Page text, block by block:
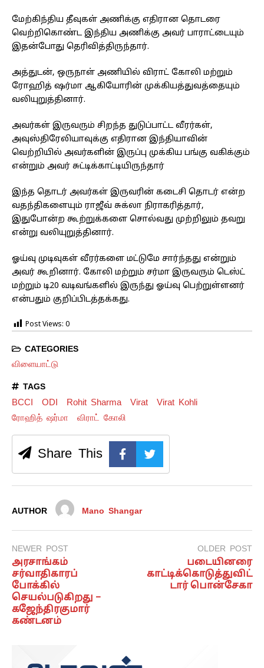
மேற்கிந்திய தீவுகள் அணிக்கு எதிரான தொடரை
வெற்றிகொண்ட இந்திய அணிக்கு அவர் பாராட்டையும்
இதன்போது தெரிவித்திருந்தார்.
அத்துடன், ஒருநாள் அணியில் விராட் கோலி மற்றும்
ரோஹித் ஷர்மா ஆகியோரின் முக்கியத்துவத்தையும்
வலியுறுத்தினார்.
அவர்கள் இருவரும் சிறந்த துடுப்பாட்ட வீரர்கள்,
அவுஸ்திரேலியாவுக்கு எதிரான இந்தியாவின்
வெற்றியில் அவர்களின் இருப்பு முக்கிய பங்கு வகிக்கும்
என்றும் அவர் சுட்டிக்காட்டியிருந்தார்
இந்த தொடர் அவர்கள் இருவரின் கடைசி தொடர் என்ற
வதந்திகளையும் ராஜீவ் சுக்லா நிராகரித்தார்,
இதுபோன்ற கூற்றுக்களை சொல்வது முற்றிலும் தவறு
என்று வலியுறுத்தினார்.
ஓய்வு முடிவுகள் வீரர்களை மட்டுமே சார்ந்தது என்றும்
அவர் கூறினார். கோலி மற்றும் சர்மா இருவரும் டெஸ்ட்
மற்றும் டி20 வடிவங்களில் இருந்து ஓய்வு பெற்றுள்ளனர்
என்பதும் குறிப்பிடத்தக்கது.
Post Views: 0
CATEGORIES
விளையாட்டு
TAGS
BCCI ODI Rohit Sharma Virat
Virat Kohli
ரோஹித் ஷர்மா
விராட் கோலி
Share This
AUTHOR Mano Shangar
NEWER POST
அரசாங்கம்
சர்வாதிகாரப்
போக்கில்
செயல்படுகிறது –
கஜேந்திரகுமார்
கண்டனம்
OLDER POST
படையினரை
காட்டிக்கொடுத்துவிட்
டார் பொன்சேகா